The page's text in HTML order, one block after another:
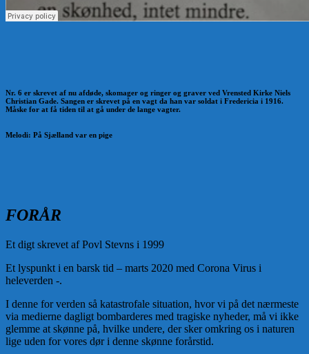
Nr. 6 er skrevet af nu afdøde, skomager og ringer og graver ved Vrensted Kirke Niels
Christian Gade. Sangen er skrevet på en vagt da han var soldat i Fredericia i 1916.
Måske for at få tiden til at gå under de lange vagter.
Melodi: På Sjælland var en pige
FORÅR
Et digt skrevet af Povl Stevns i 1999
Et lyspunkt i en barsk tid – marts 2020 med Corona Virus i
heleverden -.
I denne for verden så katastrofale situation, hvorvi på det nærmeste
via medierne dagligt bombarderes med tragiske nyheder, må vi ikke
glemme at skønne på, hvilke undere, der sker omkring os i naturen
lige uden for vores dør i denne skønne forårstid.